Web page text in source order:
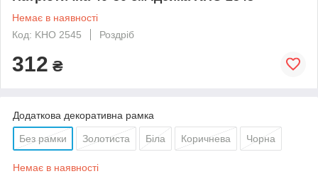
Немає в наявності
Код: KHO 2545
Роздріб
312 ₴
Додаткова декоративна рамка
Без рамки Золотиста Біла Коричнева Чорна
Немає в наявності